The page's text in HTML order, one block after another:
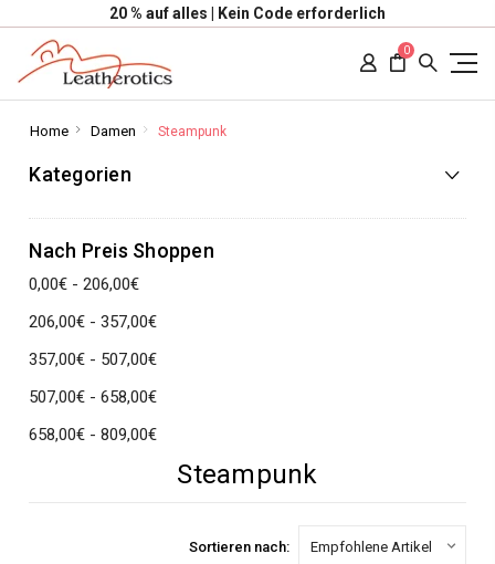
20 % auf alles | Kein Code erforderlich
0
Home Damen Steampunk
Kategorien
Nach Preis Shoppen
0,00€ - 206,00€
206,00€ - 357,00€
357,00€ - 507,00€
507,00€ - 658,00€
658,00€ - 809,00€
Steampunk
Sortieren nach: